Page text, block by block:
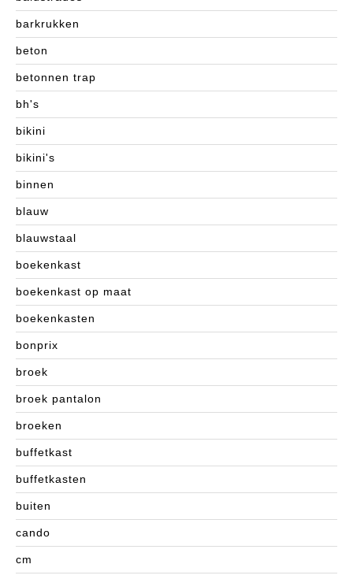
barkrukken
beton
betonnen trap
bh's
bikini
bikini's
binnen
blauw
blauwstaal
boekenkast
boekenkast op maat
boekenkasten
bonprix
broek
broek pantalon
broeken
buffetkast
buffetkasten
buiten
cando
cm